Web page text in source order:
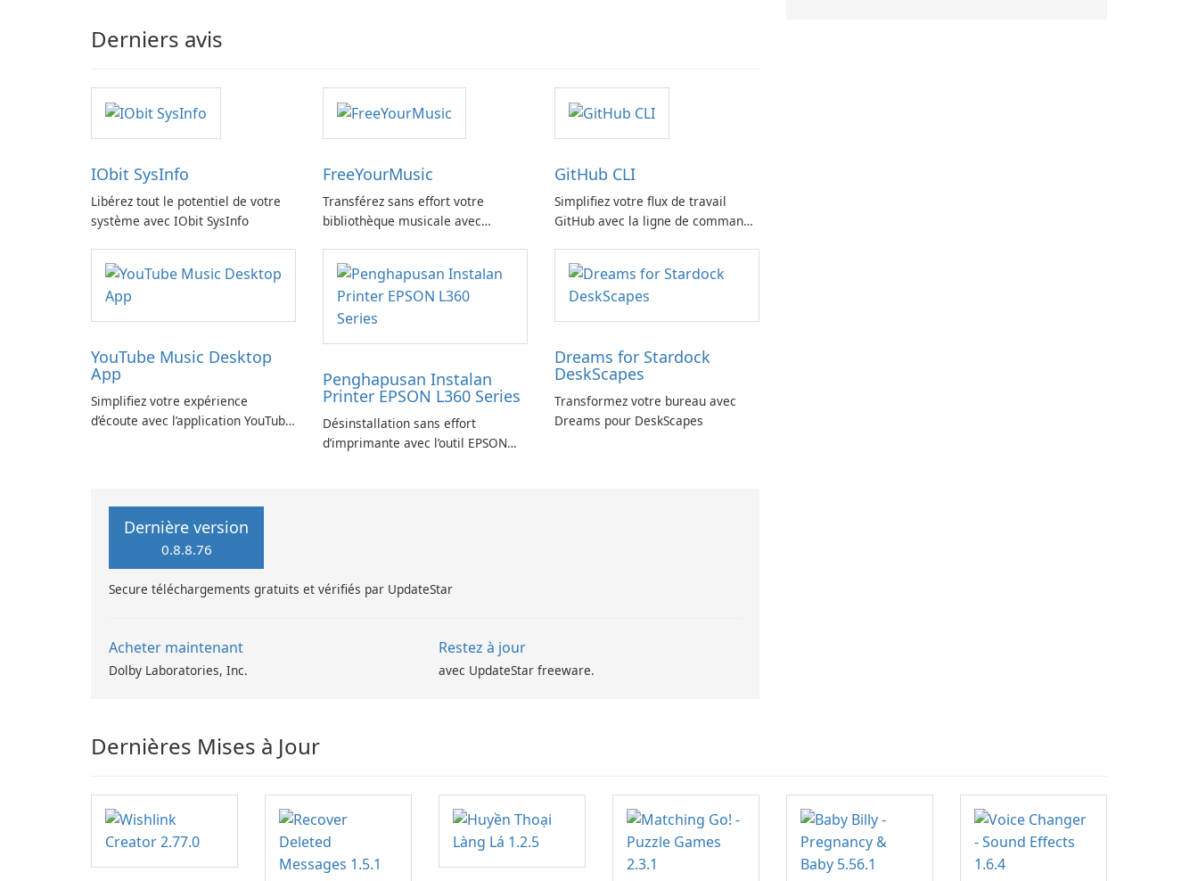
Derniers avis
IObit SysInfo
Libérez tout le potentiel de votre
système avec IObit SysInfo
FreeYourMusic
Transférez sans effort votre
bibliothèque musicale avec
GitHub CLI
Simplifiez votre flux de travail
GitHub avec la ligne de commande
YouTube Music Desktop
App
Simplifiez votre expérience
d’écoute avec l’application YouTube
Penghapusan Instalan
Printer EPSON L360 Series
Désinstallation sans effort
d’imprimante avec l’outil EPSON
Dreams for Stardock
DeskScapes
Transformez votre bureau avec
Dreams pour DeskScapes
Dernière version
0.8.8.76
Secure téléchargements gratuits et vérifiés par UpdateStar
Acheter maintenant
Dolby Laboratories, Inc.
Restez à jour
avec UpdateStar freeware.
Dernières Mises à Jour